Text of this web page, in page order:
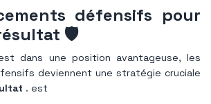
défensifs pour
🛡
dans une position avantageuse, les
deviennent une stratégie cruciale
. est